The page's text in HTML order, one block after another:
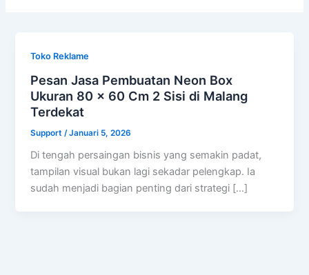
Toko Reklame
Pesan Jasa Pembuatan Neon Box
Ukuran 80 x 60 Cm 2 Sisi di Malang
Terdekat
Support /Januari 5, 2026
Di tengah persaingan bisnis yang semakin padat,
tampilan visual bukan lagi sekadar pelengkap. Ia
sudah menjadi bagian penting dari strategi […]